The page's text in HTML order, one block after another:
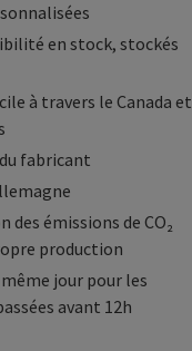
en stock, stockés
à travers le Canada et
fabricant
des émissions de CO₂
production
jour pour les
avant 12h